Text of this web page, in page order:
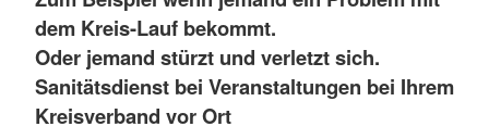
dem Kreis-Lauf bekommt.
Oder jemand stürzt und verletzt sich.
Sanitätsdienst bei Veranstaltungen bei Ihrem
Kreisverband vor Ort